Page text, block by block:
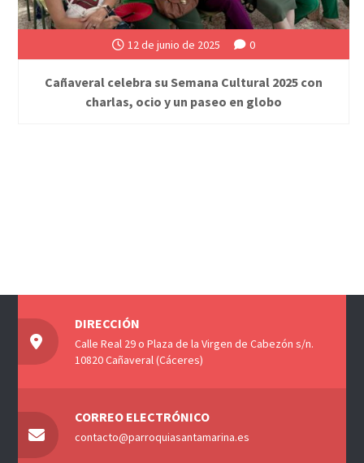
12 de junio de 2025 0
Cañaveral celebra su Semana Cultural 2025 con
charlas, ocio y un paseo en globo
DIRECCIÓN
Calle Real 29 o Plaza de la Virgen de Cabezón s/n.
10820 Cañaveral (Cáceres)
CORREO ELECTRÓNICO
contacto@parroquiasantamarina.es